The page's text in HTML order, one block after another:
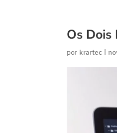
Os Dois
por krartec